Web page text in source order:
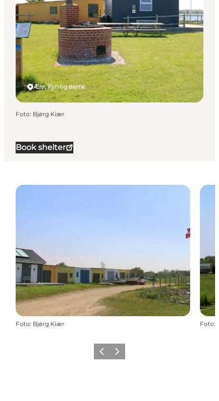
Book shelter
Ærø, Fyn og øerne
Foto: Bjørg Kiær
Foto: Bjørg Kiær Foto:
ForrigeNæste